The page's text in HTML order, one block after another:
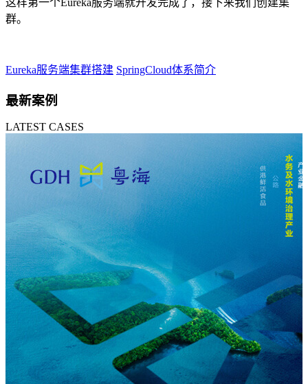
群。
Eureka服务端集群搭建 SpringCloud体系简介
最新案例
LATEST CASES